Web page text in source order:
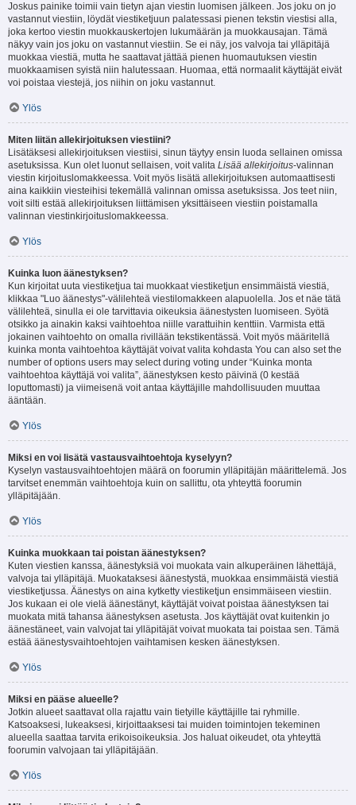
Joskus painike toimii vain tietyn ajan viestin luomisen jälkeen. Jos joku on jo
vastannut viestiin, löydät viestiketjuun palatessasi pienen tekstin viestisi alla,
joka kertoo viestin muokkauskertojen lukumäärän ja muokkausajan. Tämä
näkyy vain jos joku on vastannut viestiin. Se ei näy, jos valvoja tai ylläpitäjä
muokkaa viestiä, mutta he saattavat jättää pienen huomautuksen viestin
muokkaamisen syistä niin halutessaan. Huomaa, että normaalit käyttäjät eivät
voi poistaa viestejä, jos niihin on joku vastannut.
Ylös
Miten liitän allekirjoituksen viestiini?
Lisätäksesi allekirjoituksen viestiisi, sinun täytyy ensin luoda sellainen omissa
asetuksissa. Kun olet luonut sellaisen, voit valita Lisää allekirjoitus-valinnan
viestin kirjoituslomakkeessa. Voit myös lisätä allekirjoituksen automaattisesti
aina kaikkiin viesteihisi tekemällä valinnan omissa asetuksissa. Jos teet niin,
voit silti estää allekirjoituksen liittämisen yksittäiseen viestiin poistamalla
valinnan viestinkirjoituslomakkeessa.
Ylös
Kuinka luon äänestyksen?
Kun kirjoitat uuta viestiketjua tai muokkaat viestiketjun ensimmäistä viestiä,
klikkaa "Luo äänestys"-välilehteä viestilomakkeen alapuolella. Jos et näe tätä
välilehteä, sinulla ei ole tarvittavia oikeuksia äänestysten luomiseen. Syötä
otsikko ja ainakin kaksi vaihtoehtoa niille varattuihin kenttiin. Varmista että
jokainen vaihtoehto on omalla rivillään tekstikentässä. Voit myös määritellä
kuinka monta vaihtoehtoa käyttäjät voivat valita kohdasta You can also set the
number of options users may select during voting under “Kuinka monta
vaihtoehtoa käyttäjä voi valita”, äänestyksen kesto päivinä (0 kestää
loputtomasti) ja viimeisenä voit antaa käyttäjille mahdollisuuden muuttaa
ääntään.
Ylös
Miksi en voi lisätä vastausvaihtoehtoja kyselyyn?
Kyselyn vastausvaihtoehtojen määrä on foorumin ylläpitäjän määrittelemä. Jos
tarvitset enemmän vaihtoehtoja kuin on sallittu, ota yhteyttä foorumin
ylläpitäjään.
Ylös
Kuinka muokkaan tai poistan äänestyksen?
Kuten viestien kanssa, äänestyksiä voi muokata vain alkuperäinen lähettäjä,
valvoja tai ylläpitäjä. Muokataksesi äänestystä, muokkaa ensimmäistä viestiä
viestiketjussa. Äänestys on aina kytketty viestiketjun ensimmäiseen viestiin.
Jos kukaan ei ole vielä äänestänyt, käyttäjät voivat poistaa äänestyksen tai
muokata mitä tahansa äänestyksen asetusta. Jos käyttäjät ovat kuitenkin jo
äänestäneet, vain valvojat tai ylläpitäjät voivat muokata tai poistaa sen. Tämä
estää äänestysvaihtoehtojen vaihtamisen kesken äänestyksen.
Ylös
Miksi en pääse alueelle?
Jotkin alueet saattavat olla rajattu vain tietyille käyttäjille tai ryhmille.
Katsoaksesi, lukeaksesi, kirjoittaaksesi tai muiden toimintojen tekeminen
alueella saattaa tarvita erikoisoikeuksia. Jos haluat oikeudet, ota yhteyttä
foorumin valvojaan tai ylläpitäjään.
Ylös